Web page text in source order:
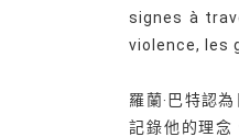
signes à
violence, les
羅蘭‧巴特認
記錄他的理念